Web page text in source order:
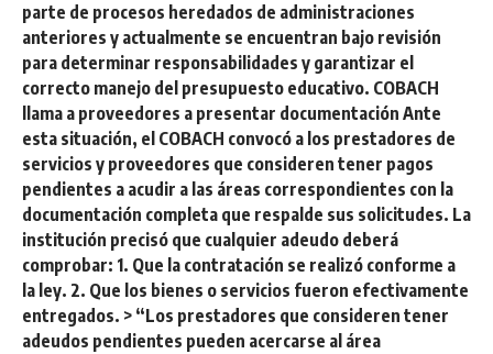
parte de procesos heredados de administraciones
anteriores y actualmente se encuentran bajo revisión
para determinar responsabilidades y garantizar el
correcto manejo del presupuesto educativo. COBACH
llama a proveedores a presentar documentación Ante
esta situación, el COBACH convocó a los prestadores de
servicios y proveedores que consideren tener pagos
pendientes a acudir a las áreas correspondientes con la
documentación completa que respalde sus solicitudes. La
institución precisó que cualquier adeudo deberá
comprobar: 1. Que la contratación se realizó conforme a
la ley. 2. Que los bienes o servicios fueron efectivamente
entregados. > “Los prestadores que consideren tener
adeudos pendientes pueden acercarse al área